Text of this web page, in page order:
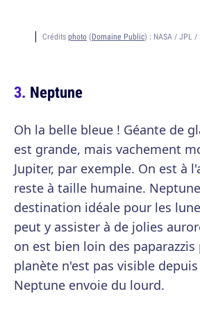
Crédits photo (Domaine Public) : NASA / JPL /
Neptune
Oh la belle bleue ! Géante de
est grande, mais vachement
Jupiter, par exemple. On est à
reste à taille humaine.
destination idéale pour les
peut y assister à de jolies
on est bien loin des paparazzis
planète n'est pas visible
Neptune envoie du lourd.